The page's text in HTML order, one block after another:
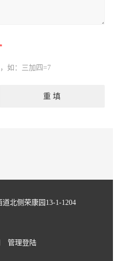
如：三加四=7
北侧荣康园13-1-1204
管理登陆